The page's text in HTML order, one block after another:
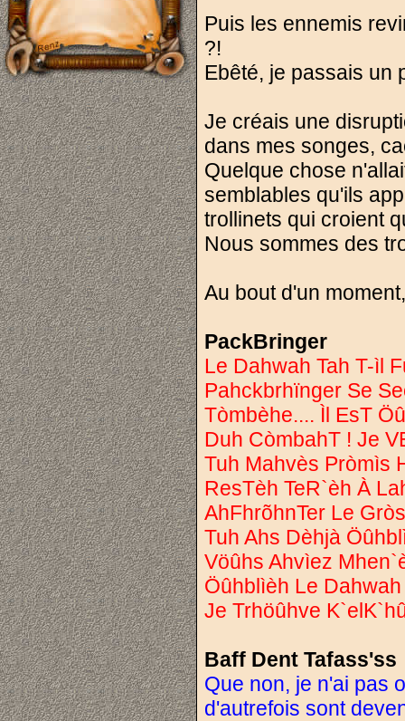
Puis les ennemis
?!
Ebêté, je passais un
Je créais une
dans mes songes,
Quelque chose
semblables qu'ils
trollinets qui croient
Nous sommes des
Au bout d'un
PackBringer
Le Dahwah Tah T-ìl
Pahckbrhïnger Se
Tòmbèhe.... Ìl EsT
Duh CòmbahT ! Je
Tuh Mahvès Pròmìs
ResTèh TeR`èh À
AhFhrõhnTer Le
Tuh Ahs Dèhjà
Vöûhs Ahvìez
Öûhblìèh Le
Je Trhöûhve
Baff Dent Tafass'ss
Que non, je n'ai pas
d'autrefois sont